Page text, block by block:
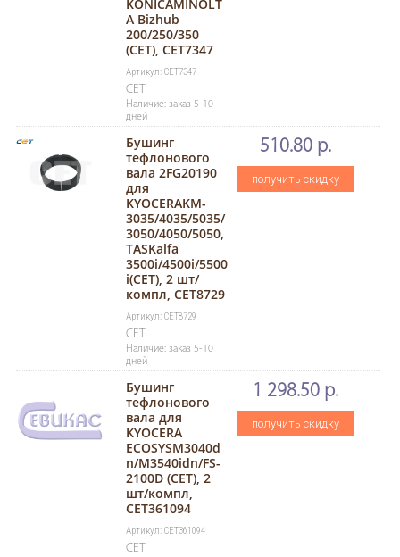
KONICAMINOLT
A Bizhub
200/250/350
(CET), CET7347
Артикул: CET7347
CET
Наличие: заказ 5-10
дней
Бушинг
тефлонового
вала 2FG20190
для
KYOCERAKM-
3035/4035/5035/
3050/4050/5050,
TASKalfa
3500i/4500i/5500
i(CET), 2 шт/
компл, CET8729
Артикул: CET8729
CET
Наличие: заказ 5-10
дней
510.80 р.
получить скидку
Бушинг
тефлонового
вала для
KYOCERA
ECOSYSM3040d
n/M3540idn/FS-
2100D (CET), 2
шт/компл,
CET361094
Артикул: CET361094
CET
1 298.50 р.
получить скидку